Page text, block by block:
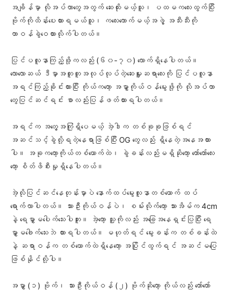
အချိန်မှာ လိုအပ်တာတွေအတွက် ဆေးထိုးမယ့်သူ၊ ပထမကလေးထွက်ပြီး
ဗိုက်ကိုထိန်းပေးထားရမယ်သူ၊ ကလေးကောက်မယ့်အဖွဲ့ အသီးသီးကို
တာဝန်ခွဲဝေထားလိုက်ပါတယ်။
ပြင်ပလူနာကြည့်ဖို့ကလည်း (၆၀-၇၀) လောက်ရှိနေပါတယ်။
လောလောဆယ် ဒီမှာအတူတူအလုပ်လုပ်တဲ့ဆေးမှူးဆရာလေးကို ပြင်ပလူနာ
အရင်ကြည့်ခိုင်းထားပြီး ကိုယ်ကတော့ အမွှာကိုယ်ဝန်မွေးဖို့ကို လိုအပ်တာ
တွေပြင်ဆင်ရင်း စာလည်းပြန်ဖတ်ထားရပါတယ်။
အရင်က အတွေ့အကြုံရှိပေမယ့် အဲ့ဒါက တစ်ခုခုဖြစ်ရင်
အဆင်သင့်ခွဲလို့ရတဲ့နေရာဖြစ်ပြီး OG တွေလည်း ရှိနေတဲ့အနေအထား
ပါ။ အခုကတော့ကိုယ်တစ်ယောက်ထဲ၊ ခွဲခန်းလည်းမရှိဆိုတော့ တော်တော်လေး
တော့ စိတ်ဖိစီးမှုရှိနေပါတယ်။
အဲ့လိုပြင်ဆင်နေတုန်းမှာပဲ နောက်ထပ်မွေးလူနာတစ်ယောက် ထပ်
ရောက်လာပါတယ်။ သားဦးကိုယ်ဝန်ပဲ၊ စမ်းလိုက်တော့ သားအိမ်က 4cm
နဲ့ ရေမွှာမပေါက်သေးပါဘူး။ အဲ့တော့ သူ့ကိုလည်း အခြေအနေရှင်းပြပြီး ရေ
မွှာမဖေါက်သေးဘဲ ထားရပါတယ်။ မဟုတ်ရင် မွေးခန်းက တစ်ခန်းထဲ
နဲ့ ဆရာဝန်က တစ်ယောက်ထဲရှိနေတော့ အပြိုင်ထွက်ရင် အဆင်မပြေ
ဖြစ်နိုင်လို့ပါ။
အမွှာ (၁) ဗိုက်၊ သားဦးကိုယ်ဝန် (၂) ဗိုက်ဆိုတော့ ကိုယ်လည်း တော်တော်